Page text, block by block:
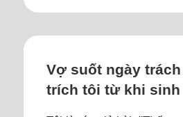
Vợ suốt ngày
trích tôi từ khi sinh